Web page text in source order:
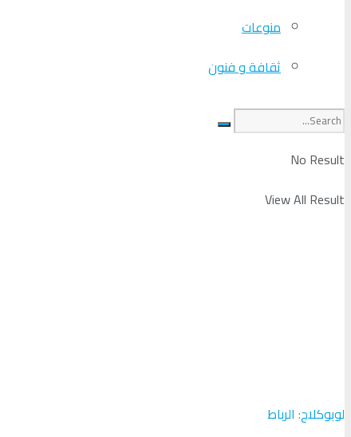
منوعات
ثقافة و فنون
No Result
View All Result
لوبوكلاج: الرباط